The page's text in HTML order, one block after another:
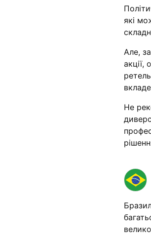
які
Але,
акції,
Не